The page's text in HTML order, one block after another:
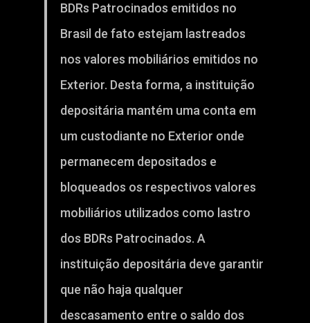
BDRs Patrocinados emitidos no
Brasil de fato estejam lastreados
nos valores mobiliários emitidos no
Exterior. Desta forma, a instituição
depositária mantém uma conta em
um custodiante no Exterior onde
permanecem depositados e
bloqueados os respectivos valores
mobiliários utilizados como lastro
dos BDRs Patrocinados. A
instituição depositária deve garantir
que não haja qualquer
descasamento entre o saldo dos